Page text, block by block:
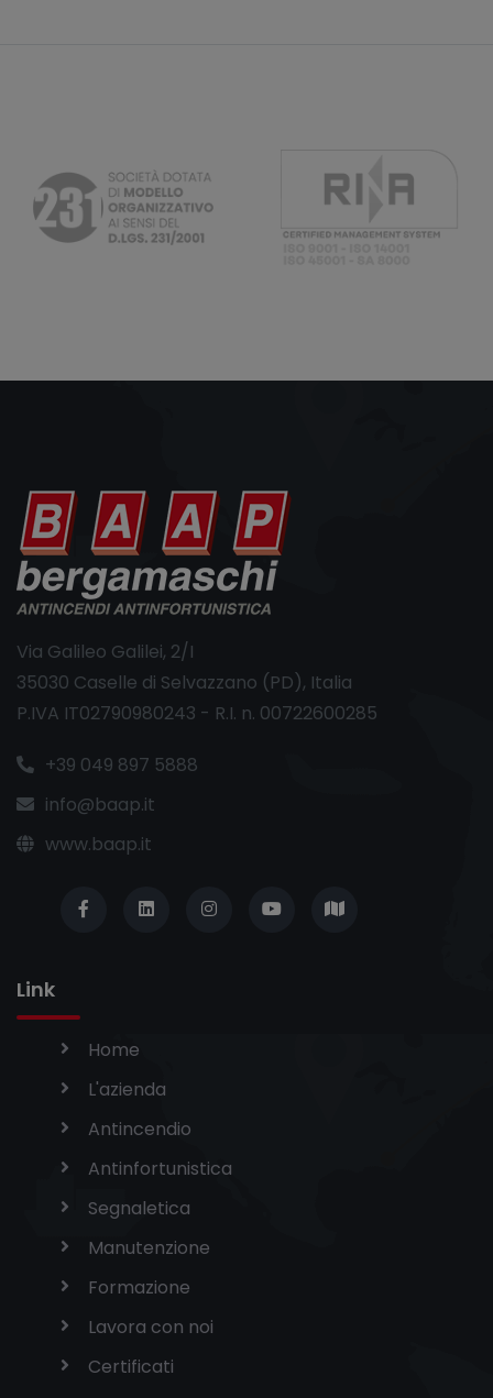
Via Galileo Galilei, 2/I
35030 Caselle di Selvazzano (PD), Italia
P.IVA IT02790980243 - R.I. n. 00722600285
+39 049 897 5888
info@baap.it
www.baap.it
Link
Home
L'azienda
Antincendio
Antinfortunistica
Segnaletica
Manutenzione
Formazione
Lavora con noi
Certificati